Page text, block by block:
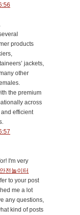
products
jackets,
other
the premium
across
efficient
I'm very
안전놀이터
to your post
me a lot
any questions,
kind of posts